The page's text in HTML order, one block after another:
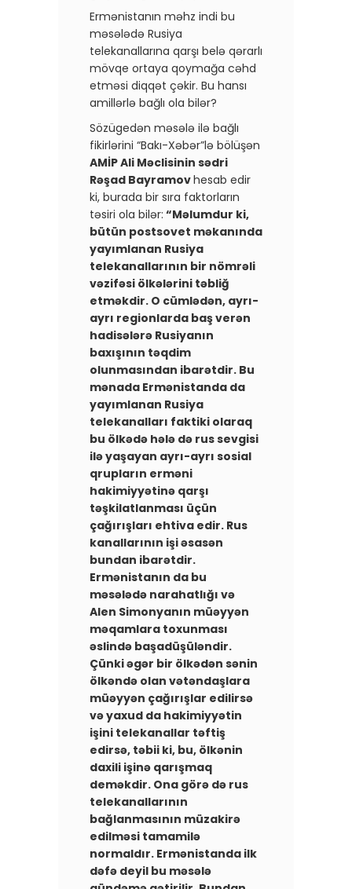
Ermənistanın məhz indi bu
məsələdə Rusiya
telekanallarına qarşı belə qərarlı
mövqe ortaya qoymağa cəhd
etməsi diqqət çəkir. Bu hansı
amillərlə bağlı ola bilər?
Sözügedən məsələ ilə bağlı
fikirlərini “Bakı-Xəbər”lə bölüşən
AMİP Ali Məclisinin sədri
Rəşad Bayramovhesab edir
ki, burada bir sıra faktorların
təsiri ola bilər: “Məlumdur ki,
bütün postsovet məkanında
yayımlanan Rusiya
telekanallarının bir nömrəli
vəzifəsi ölkələrini təbliğ
etməkdir. O cümlədən, ayrı-
ayrı regionlarda baş verən
hadisələrə Rusiyanın
baxışının təqdim
olunmasından ibarətdir. Bu
mənada Ermənistanda da
yayımlanan Rusiya
telekanalları faktiki olaraq
bu ölkədə hələ də rus sevgisi
ilə yaşayan ayrı-ayrı sosial
qrupların erməni
hakimiyyətinə qarşı
təşkilatlanması üçün
çağırışları ehtiva edir. Rus
kanallarının işi əsasən
bundan ibarətdir.
Ermənistanın da bu
məsələdə narahatlığı və
Alen Simonyanın müəyyən
məqamlara toxunması
əslində başadüşüləndir.
Çünki əgər bir ölkədən sənin
ölkəndə olan vətəndaşlara
müəyyən çağırışlar edilirsə
və yaxud da hakimiyyətin
işini telekanallar təftiş
edirsə, təbii ki, bu, ölkənin
daxili işinə qarışmaq
deməkdir. Ona görə də rus
telekanallarının
bağlanmasının müzakirə
edilməsi tamamilə
normaldır. Ermənistanda ilk
dəfə deyil bu məsələ